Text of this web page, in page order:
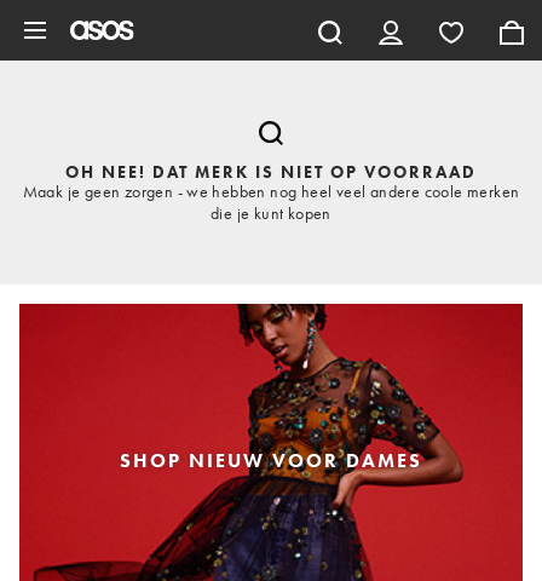
OH NEE! DAT MERK IS NIET OP VOORRAAD
Maak je geen zorgen - we hebben nog heel veel andere coole merken
die je kunt kopen
SHOP NIEUW VOOR DAMES